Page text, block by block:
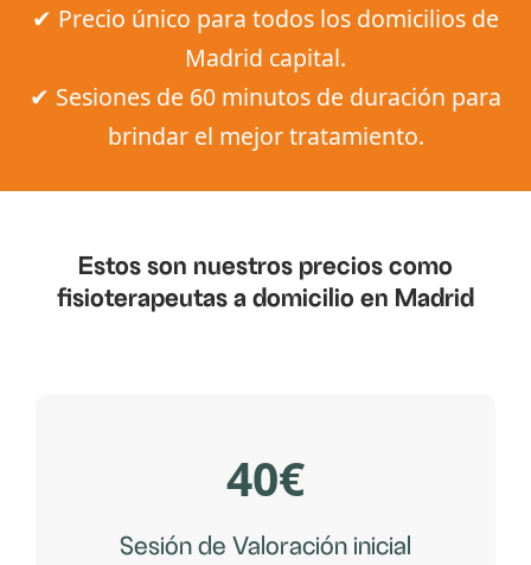
✔︎ Precio único para todos los domicilios de
Madrid capital.
✔︎ Sesiones de 60 minutos de duración para
brindar el mejor tratamiento.
Estos son nuestros precios como
fisioterapeutas a domicilio en Madrid
40€
Sesión de Valoración inicial